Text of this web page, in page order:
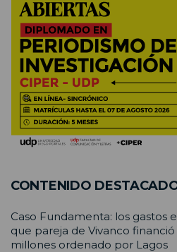
CONTENIDO
Caso Fundamenta: los gastos
que pareja de Vivanco
millones ordenado por Lagos